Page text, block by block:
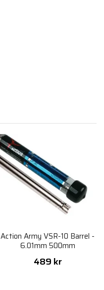
Action Army VSR-10 Barrel -
6.01mm 500mm
489 kr